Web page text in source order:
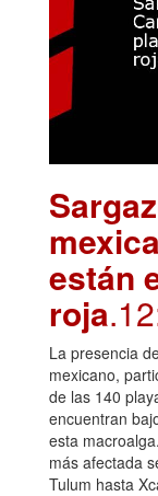
están
roja
La presencia
mexicano,
de las 140
encuentran
esta
más afectada
Tulum hasta